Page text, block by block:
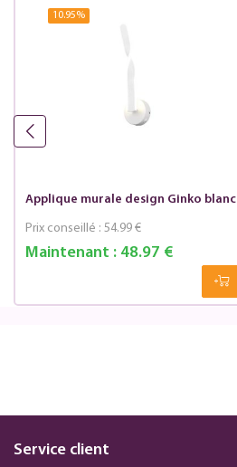
10.95%
Applique murale design Ginko blanc
Maintenant :48.97 €
Prix conseillé : 54.99 €
Service client